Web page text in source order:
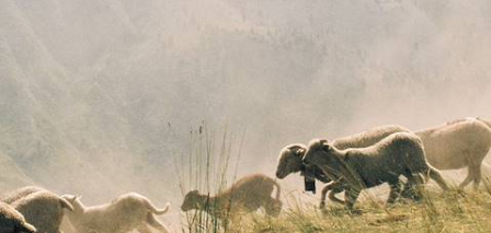
La France selon vos envies
Parce que chaque voyageur est différent